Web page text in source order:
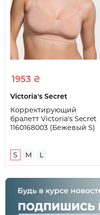
1953 ₴
Victoria's Secret
Корректирующий
бралетт Victoria's Secret
1160168003 (Бежевый S)
S M L